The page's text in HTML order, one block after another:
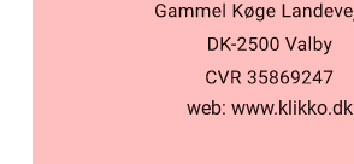
web: www.klikko.dk